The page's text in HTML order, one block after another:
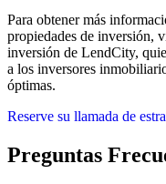
Para obtener más
propiedades de inversión,
inversión de LendCity,
a los inversores
óptimas.
Reserve su llamada de
Preguntas